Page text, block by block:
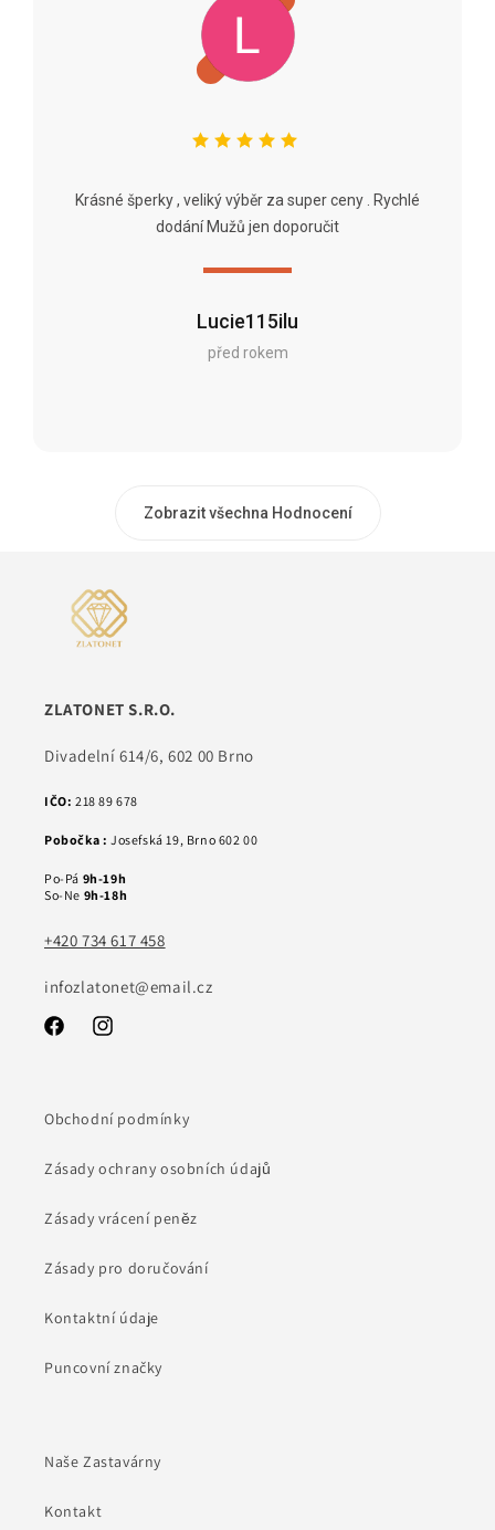
Lucie115ilu
před rokem
Krásné šperky , veliký výběr za super ceny . Rychlé
dodání Mužů jen doporučit
Zobrazit všechna Hodnocení
ZLATONET S.R.O.
Divadelní 614/6, 602 00 Brno
IČO: 218 89 678
Pobočka : Josefská 19, Brno 602 00
Po-Pá 9h-19h
So-Ne 9h-18h
+420 734 617 458
infozlatonet@email.cz
FacebookInstagram
Obchodní podmínky
Zásady ochrany osobních údajů
Zásady vrácení peněz
Zásady pro doručování
Kontaktní údaje
Puncovní značky
Naše Zastavárny
Kontakt